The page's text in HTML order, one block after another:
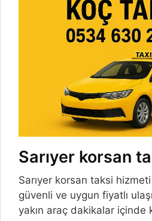
Sarıyer korsan
Sarıyer korsan taksi hizmeti
güvenli ve uygun fiyatlı
yakın araç dakikalar içinde